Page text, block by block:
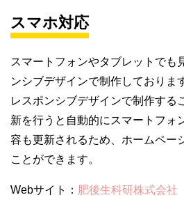
スマホ対応
スマートフォンやタブレットでも
ンシブデザインで制作しておりま
レスポンシブデザインで制作する
新を行うと自動的にスマートフォ
容も更新されるため、ホームペー
ことができます。
Webサイト： 肥後生科研株式会社